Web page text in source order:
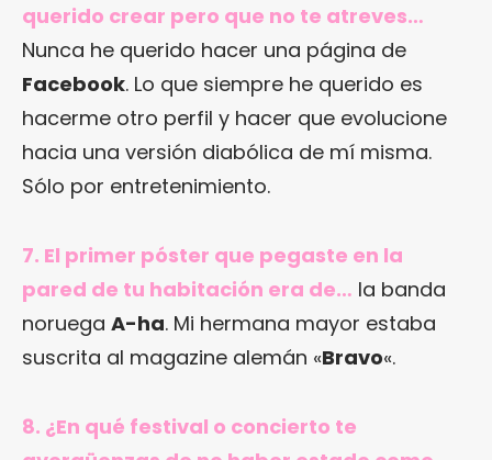
querido crear pero que no te atreves…
Nunca he querido hacer una página de
Facebook. Lo que siempre he querido es
hacerme otro perfil y hacer que evolucione
hacia una versión diabólica de mí misma.
Sólo por entretenimiento.
7. El primer póster que pegaste en la
pared de tu habitación era de… la banda
noruega A-ha. Mi hermana mayor estaba
suscrita al magazine alemán «Bravo«.
8. ¿En qué festival o concierto te